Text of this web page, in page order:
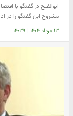
ابوالفتح در گفتگو با
مشروح این گفتگو را در
۱۳ مرداد ۱۴۰۴ | ۱۴:۳۹